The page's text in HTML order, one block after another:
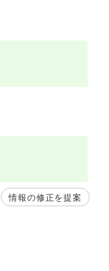
情報の修正を提案